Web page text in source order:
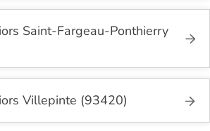
Saint-Fargeau-Ponthierry
Villepinte (93420)